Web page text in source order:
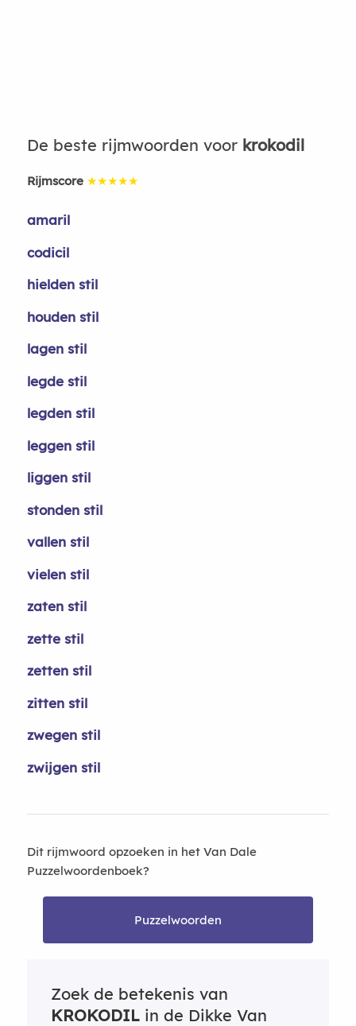
De beste rijmwoorden voor krokodil
Rijmscore ★★★★★
amaril
codicil
hielden stil
houden stil
lagen stil
legde stil
legden stil
leggen stil
liggen stil
stonden stil
vallen stil
vielen stil
zaten stil
zette stil
zetten stil
zitten stil
zwegen stil
zwijgen stil
Dit rijmwoord opzoeken in het Van Dale
Puzzelwoordenboek?
Puzzelwoorden
Zoek de betekenis van
KROKODILin de Dikke Van